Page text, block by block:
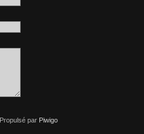
Propulsé par Piwigo